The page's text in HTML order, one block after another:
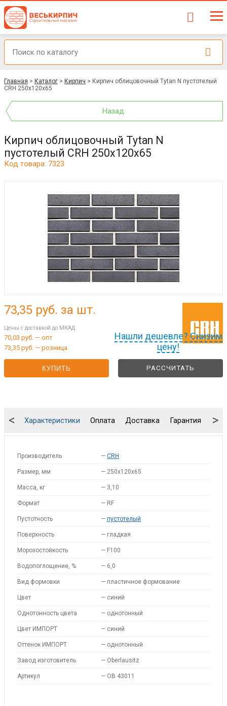
Главная > Каталог > Кирпич > Кирпич облицовочный Tytan N пустотелый
CRH 250х120х65
Назад
Кирпич облицовочный Tytan N
пустотелый CRH 250х120х65
Код товара: 7323
Нашли дешевле? Снизим
цену!
73,35 руб. за шт.
Цены с доставкой до МКАД
70,03 руб. — опт
73,35 руб. — розница
КУПИТЬ РАССЧИТАТЬ
Характеристики Оплата Доставка Гарантия
< >
Производитель — CRH
Размер, мм — 250х120х65
Масса, кг — 3,10
Формат — RF
Пустотность — пустотелый
Поверхность — гладкая
Морозостойкость — F100
Водопоглощение, % — 6,0
Вид формовки — пластичное формование
Цвет — синий
Однотонность цвета — однотонный
Цвет ИМПОРТ — синий
Оттенок ИМПОРТ — однотонный
Завод изготовитель — Oberlausitz
Артикул — OB 43011